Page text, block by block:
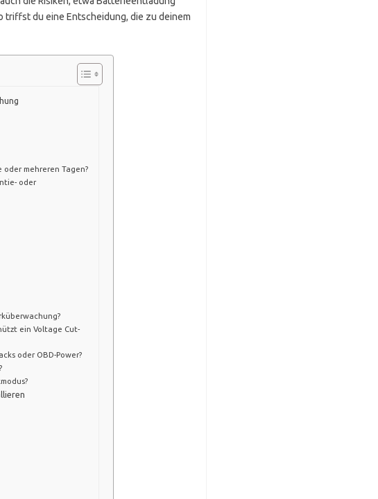
triffst du eine Entscheidung, die zu deinem
mehreren Tagen?
oder
ein Voltage Cut-
oder OBD-Power?